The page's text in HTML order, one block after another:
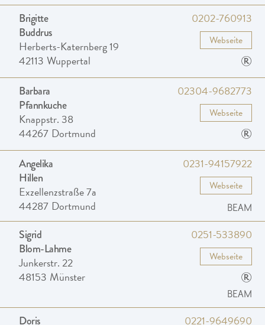
Brigitte
Buddrus
Herberts-Katernberg 19
42113 Wuppertal
0202-760913
Webseite
®
Barbara
Pfannkuche
Knappstr. 38
44267 Dortmund
02304-9682773
Webseite
®
Angelika
Hillen
Exzellenzstraße 7a
44287 Dortmund
0231-94157922
Webseite
BEAM
Sigrid
Blom-Lahme
Junkerstr. 22
48153 Münster
0251-533890
Webseite
®
BEAM
Doris
0221-9649690